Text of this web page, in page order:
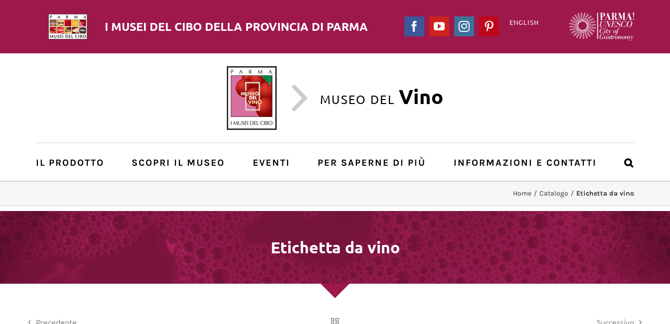
I MUSEI DEL CIBO DELLA PROVINCIA DI PARMA ENGLISH
FacebookYouTubeInstagramPinterest
MUSEO DEL Vino
IL PRODOTTO SCOPRI IL MUSEO EVENTI PER SAPERNE DI PIÙ INFORMAZIONI E CONTATTI
Etichetta da vino
Home / Catalogo / Etichetta da vino